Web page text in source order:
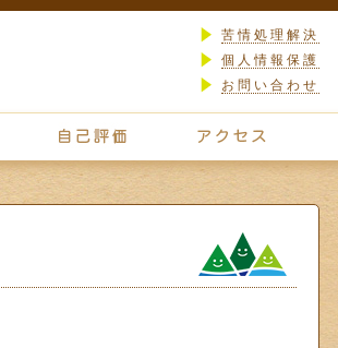
苦情処理解決
個人情報保護
お問い合わせ